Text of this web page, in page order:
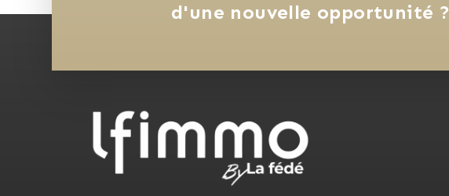
d'une nouvelle opportunité ?